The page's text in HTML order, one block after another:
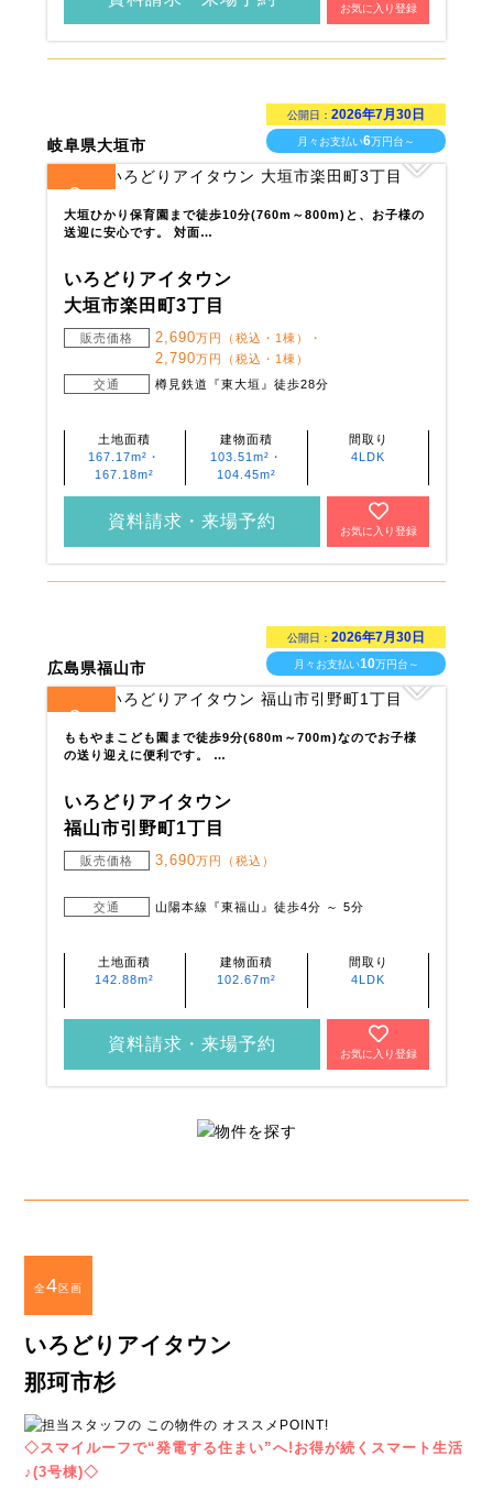
お気に入り登録
岐阜県大垣市
公開日：2026年7月30日
月々お支払い6万円台～
3
大垣ひかり保育園まで徒歩10分(760m～800m)と、お子様の
送迎に安心です。 対面…
いろどりアイタウン
大垣市楽田町3丁目
販売価格 2,690万円（税込・1棟）・
2,790万円（税込・1棟）
交通
樽見鉄道『東大垣』徒歩28分
土地面積
167.17m²・
167.18m²
建物面積
103.51m²・
104.45m²
間取り
4LDK
資料請求・来場予約
お気に入り登録
広島県福山市
公開日：2026年7月30日
月々お支払い10万円台～
3
ももやまこども園まで徒歩9分(680m～700m)なのでお子様
の送り迎えに便利です。 …
いろどりアイタウン
福山市引野町1丁目
販売価格 3,690万円（税込）
交通 山陽本線『東福山』徒歩4分 ～ 5分
土地面積
142.88m²
建物面積
102.67m²
間取り
4LDK
資料請求・来場予約
お気に入り登録
全4区画
いろどりアイタウン
那珂市杉
◇スマイルーフで“発電する住まい”へ!お得が続くスマート生活
♪(3号棟)◇